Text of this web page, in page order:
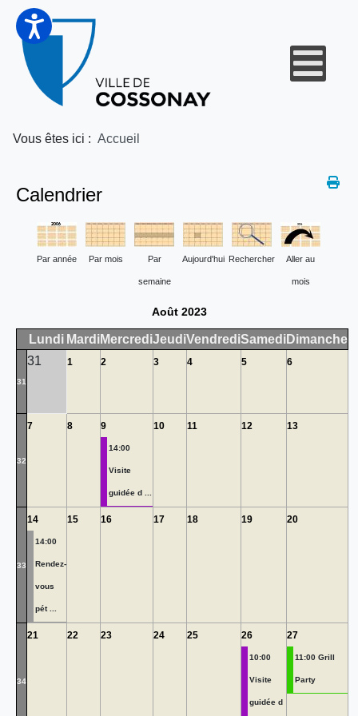
Vous êtes ici : Accueil
Calendrier
Par année Par mois Par
semaine
Aujourd'hui Rechercher Aller au
mois
Août 2023
Lundi MardiMercrediJeudiVendrediSamediDimanche
31
31 1 2 3 4 5 6
32
7 8 9
14:00
Visite
guidée d ...
10 11 12 13
33
14
14:00
Rendez-
vous
pét ...
15 16 17 18 19 20
34
21 22 23 24 25 26
10:00
Visite
guidée d
27
11:00 Grill
Party